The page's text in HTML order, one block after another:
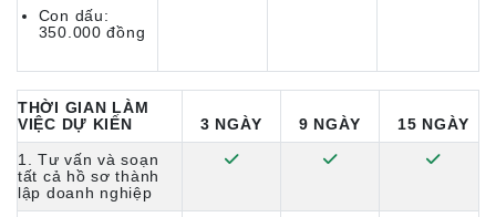
Con dấu:
350.000 đồng
THỜI GIAN LÀM
VIỆC DỰ KIẾN
3 NGÀY 9 NGÀY
15 NGÀY
1. Tư vấn và soạn
tất cả hồ sơ thành
lập doanh nghiệp